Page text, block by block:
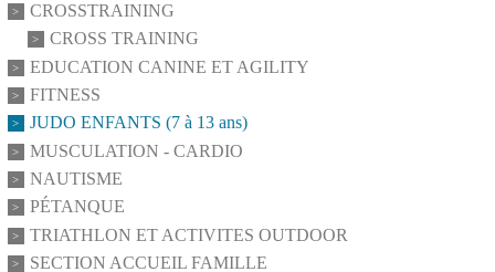
CROSSTRAINING
CROSS TRAINING
EDUCATION CANINE ET AGILITY
FITNESS
JUDO ENFANTS (7 à 13 ans)
MUSCULATION - CARDIO
NAUTISME
PÉTANQUE
TRIATHLON ET ACTIVITES OUTDOOR
SECTION ACCUEIL FAMILLE